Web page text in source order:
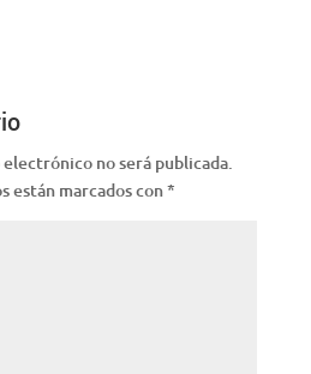
no será publicada.
están marcados con*